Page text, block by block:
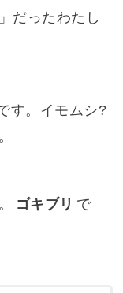
だったわたし
す。イモムシ?
ゴキブリ で